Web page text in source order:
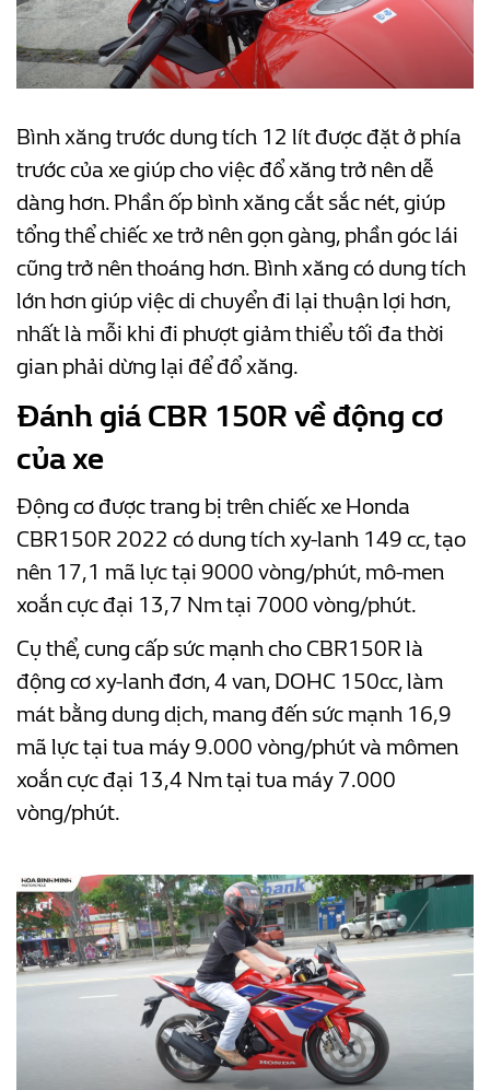
Bình xăng trước dung tích 12 lít được đặt ở phía
trước của xe giúp cho việc đổ xăng trở nên dễ
dàng hơn. Phần ốp bình xăng cắt sắc nét, giúp
tổng thể chiếc xe trở nên gọn gàng, phần góc lái
cũng trở nên thoáng hơn. Bình xăng có dung tích
lớn hơn giúp việc di chuyển đi lại thuận lợi hơn,
nhất là mỗi khi đi phượt giảm thiểu tối đa thời
gian phải dừng lại để đổ xăng.
Đánh giá CBR 150R về động cơ
của xe
Động cơ được trang bị trên chiếc xe Honda
CBR150R 2022 có dung tích xy-lanh 149 cc, tạo
nên 17,1 mã lực tại 9000 vòng/phút, mô-men
xoắn cực đại 13,7 Nm tại 7000 vòng/phút.
Cụ thể, cung cấp sức mạnh cho CBR150R là
động cơ xy-lanh đơn, 4 van, DOHC 150cc, làm
mát bằng dung dịch, mang đến sức mạnh 16,9
mã lực tại tua máy 9.000 vòng/phút và mômen
xoắn cực đại 13,4 Nm tại tua máy 7.000
vòng/phút.